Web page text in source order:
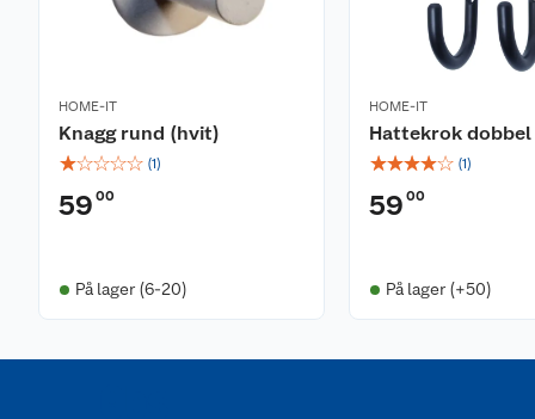
HOME-IT
Knagg rund (hvit)
☆☆☆☆☆ (1)
59 00
På lager (6-20)
HOME-IT
Hattekrok
☆☆☆☆☆ (1)
59 00
På lager (+50)